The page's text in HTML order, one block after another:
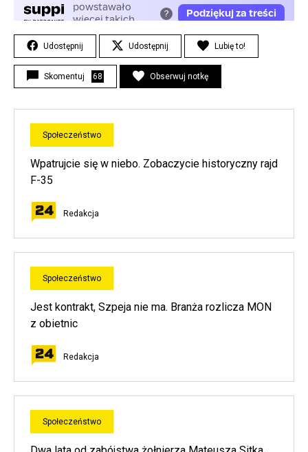
Udostępnij Udostępnij Lubię to!
Skomentuj 68 Obserwuj notkę
Społeczeństwo
Wpatrujcie się w niebo. Zobaczycie historyczny rajd
F-35
Redakcja
Społeczeństwo
Jest kontrakt, Szpeja nie ma. Branża rozlicza MON
z obietnic
Redakcja
Społeczeństwo